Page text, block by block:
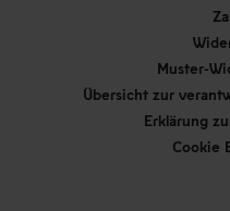
Muster-
Übersicht zur
Erklärung
Cookie